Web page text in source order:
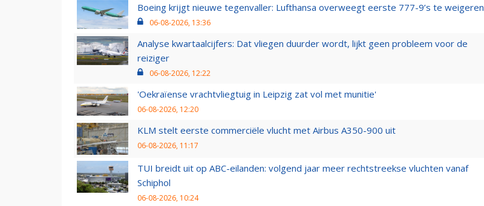
Boeing krijgt nieuwe tegenvaller: Lufthansa overweegt eerste 777-9’s te weigeren
06-08-2026, 13:36
Analyse kwartaalcijfers: Dat vliegen duurder wordt, lijkt geen probleem voor de
reiziger
06-08-2026, 12:22
'Oekraïense vrachtvliegtuig in Leipzig zat vol met munitie'
06-08-2026, 12:20
KLM stelt eerste commerciële vlucht met Airbus A350-900 uit
06-08-2026, 11:17
TUI breidt uit op ABC-eilanden: volgend jaar meer rechtstreekse vluchten vanaf
Schiphol
06-08-2026, 10:24